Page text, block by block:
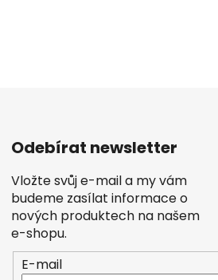
Odebírat newsletter
Vložte svůj e-mail a my vám
budeme zasílat informace o
nových produktech na našem
e-shopu.
E-mail